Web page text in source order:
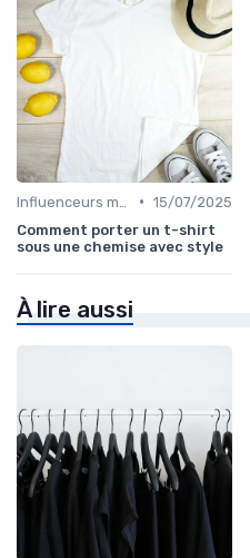
• 15/07/2025
Comment porter un t-shirt
sous une chemise avec style
À lire aussi